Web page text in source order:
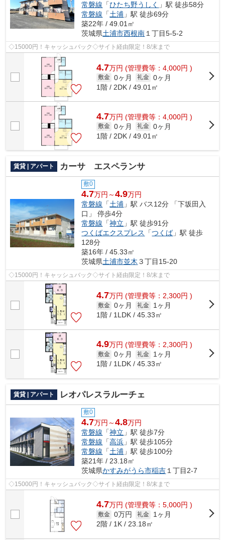
常磐線 「ひたち野うしく
」駅 徒歩58分
常磐線 「土浦 」駅 徒歩69分
築22年 / 49.01㎡
茨城県土浦市西根南 １丁目5-5-2
◇15000円！キャッシュバック◇サイト経由限定！8/末まで
4.7万円 (管理費等：4,000円 )
敷金 0ヶ月 礼金 0ヶ月
1階 / 2DK / 49.01㎡
4.7万円 (管理費等：4,000円 )
敷金 0ヶ月 礼金 0ヶ月
1階 / 2DK / 49.01㎡
賃貸 | アパート カーサ エスペランサ
敷0
4.7万円～4.9万円
常磐線 「土浦 」駅 バス12分 「下坂田入
口」 停歩4分
常磐線 「神立 」駅 徒歩91分
つくばエクスプレス
「つくば」駅 徒歩
128分
築16年 / 45.33㎡
茨城県土浦市並木 ３丁目15-20
◇15000円！キャッシュバック◇サイト経由限定！8/末まで
4.7万円 (管理費等：2,300円 )
敷金 0ヶ月 礼金
1ヶ月
1階 / 1LDK / 45.33㎡
4.9万円 (管理費等：2,300円 )
敷金 0ヶ月 礼金
1ヶ月
1階 / 1LDK / 45.33㎡
賃貸 | アパート レオパレスラルーチェ
敷0
4.7万円～4.8万円
常磐線 「神立 」駅 徒歩7分
常磐線 「高浜 」駅 徒歩105分
常磐線 「土浦 」駅 徒歩100分
築21年 / 23.18㎡
茨城県かすみがうら市稲吉 １丁目2-7
◇15000円！キャッシュバック◇サイト経由限定！8/末まで
4.7万円 (管理費等：5,000円 )
敷金 0万円 礼金
1ヶ月
2階 / 1K / 23.18㎡